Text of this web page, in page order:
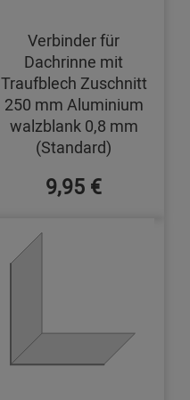
Verbinder für
Dachrinne mit
Traufblech Zuschnitt
250 mm Aluminium
walzblank 0,8 mm
(Standard)
9,95 €